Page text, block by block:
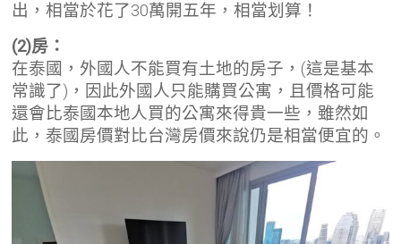
出，相當於花了30萬開五年，相當划算！
(2)房：
在泰國，外國人不能買有土地的房子，(這是基本
常識了)，因此外國人只能購買公寓，且價格可能
還會比泰國本地人買的公寓來得貴一些，雖然如
此，泰國房價對比台灣房價來說仍是相當便宜的。